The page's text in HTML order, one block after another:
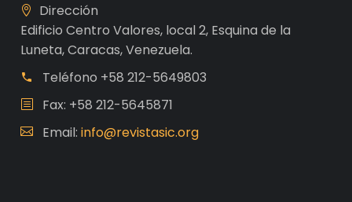
Dirección
Edificio Centro Valores, local 2, Esquina de la
Luneta, Caracas, Venezuela.
Teléfono +58 212-5649803
Fax: +58 212-5645871
Email: info@revistasic.org